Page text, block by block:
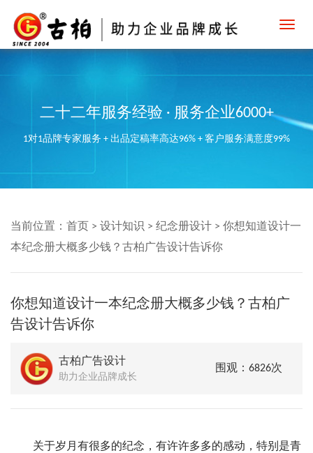
二十二年服务经验 · 服务企业6000+
1对1品牌专家服务 + 出品定稿率高达96% + 客户服务满意度99%
当前位置： 首页 > 设计知识 > 纪念册设计 > 你想知道设计一
本纪念册大概多少钱？古柏广告设计告诉你
你想知道设计一本纪念册大概多少钱？古柏广
告设计告诉你
古柏广告设计
助力企业品牌成长
围观：6826次
关于岁月有很多的纪念，有许许多多的感动，特别是青